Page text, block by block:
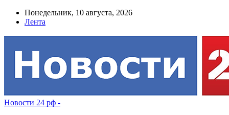
Понедельник, 10 августа, 2026
Лента
Новости 24 рф -